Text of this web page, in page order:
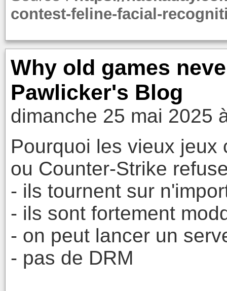
contest-feline-facial-
Why old games
Pawlicker's Blog
dimanche 25 mai 2025
Pourquoi les vieux jeux
ou Counter-Strike
- ils tournent sur
- ils sont fortement
- on peut lancer un
- pas de DRM